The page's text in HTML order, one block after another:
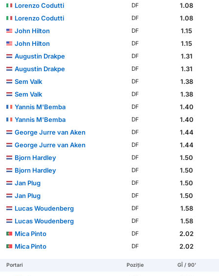
Lorenzo Codutti
DF
1.08
Lorenzo Codutti
DF
1.08
John Hilton
DF
1.15
John Hilton
DF
1.15
Augustin Drakpe
DF
1.31
Augustin Drakpe
DF
1.31
Sem Valk
DF
1.38
Sem Valk
DF
1.38
Yannis M'Bemba
DF
1.40
Yannis M'Bemba
DF
1.40
George Jurre van Aken
DF
1.44
George Jurre van Aken
DF
1.44
Bjorn Hardley
DF
1.50
Bjorn Hardley
DF
1.50
Jan Plug
DF
1.50
Jan Plug
DF
1.50
Lucas Woudenberg
DF
1.58
Lucas Woudenberg
DF
1.58
Mica Pinto
DF
2.02
Mica Pinto
DF 2.02
Portari Poziție GÎ / 90'